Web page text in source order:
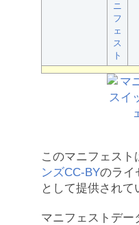
ニ
フ
ェ
ス
ト
このマニフェスト
ンズCC-BYのライ
として提供されて
マニフェストデー